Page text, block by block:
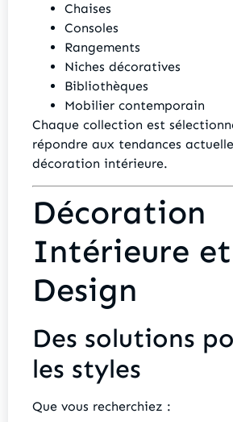
Chaises
Consoles
Rangements
Niches décoratives
Bibliothèques
Mobilier contemporain
Chaque collection est
répondre aux tendances
décoration intérieure.
Décoration
Intérieure et
Design
Des solutions
les styles
Que vous recherchiez :